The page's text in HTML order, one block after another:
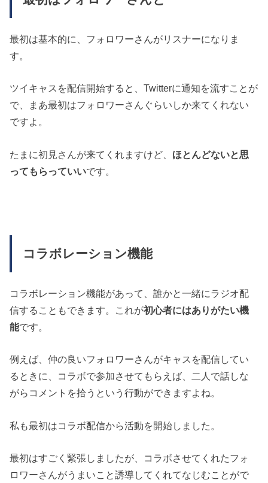
最初は基本的に、フォロワーさんがリスナーになりま
す。
ツイキャスを配信開始すると、Twitterに通知を流すことが
で、まあ最初はフォロワーさんぐらいしか来てくれない
ですよ。
たまに初見さんが来てくれますけど、 ほとんどないと思
ってもらっていいです。
コラボレーション機能
コラボレーション機能があって、誰かと一緒にラジオ配
信することもできます。これが初心者にはありがたい機
能です。
例えば、仲の良いフォロワーさんがキャスを配信してい
るときに、コラボで参加させてもらえば、二人で話しな
がらコメントを拾うという行動ができますよね。
私も最初はコラボ配信から活動を開始しました。
最初はすごく緊張しましたが、コラボさせてくれたフォ
ロワーさんがうまいこと誘導してくれてなじむことがで